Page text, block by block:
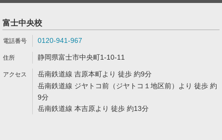
富士中央校
0120-941-967
静岡県富士市中央町1-10-11
岳南鉄道線 吉原本町より 徒歩 約9分
岳南鉄道線 ジヤトコ前（ジヤトコ１地区前）より 徒歩 約
9分
岳南鉄道線 本吉原より 徒歩 約13分